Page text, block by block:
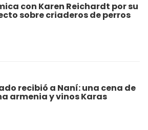
con Karen Reichardt por su
sobre criaderos de perros
recibió a Naní: una cena de
armenia y vinos Karas